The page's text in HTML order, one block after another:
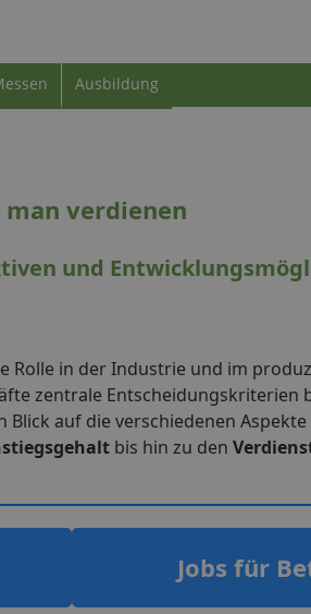
Ausbildung
verdienen
und
Rolle in der Industrie und im
zentrale Entscheidungskriterien
auf die verschiedenen
bis hin zu den
Jobs für